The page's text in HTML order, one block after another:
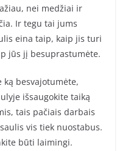
nei medžiai ir
Ir tegu tai jums
eina taip, kaip jis turi
jūs jį besuprastumėte.
besvajotumėte,
išsaugokite taiką
tais pačiais darbais
vis tiek nuostabus.
būti laimingi.